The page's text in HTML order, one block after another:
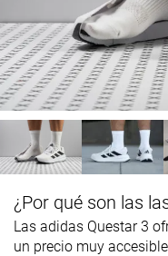
¿Por qué son las
Las adidas Questar 3
un precio muy